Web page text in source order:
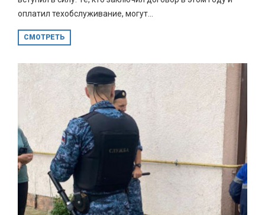
оплатил техобслуживание, могут...
СМОТРЕТЬ